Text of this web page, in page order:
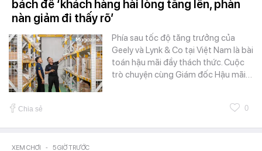
bách để ‘khách hàng hài lòng tăng lên, phàn
nàn giảm đi thấy rõ’
Phía sau tốc độ tăng trưởng của
Geely và Lynk & Co tại Việt Nam là bài
toán hậu mãi đầy thách thức. Cuộc
trò chuyện cùng Giám đốc Hậu mãi…
Chia sẻ 0
XEM CHƠI - 5 GIỜ TRƯỚC